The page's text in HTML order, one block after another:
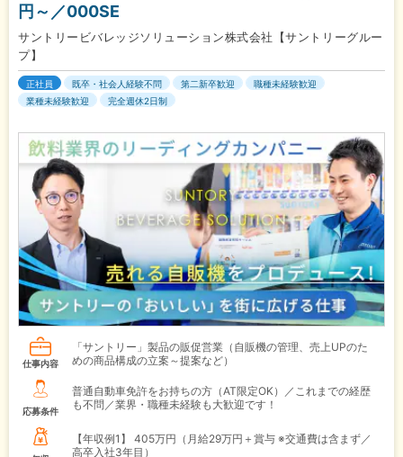
円～／000SE
サントリービバレッジソリューション株式会社【サントリーグルー
プ】
正社員 既卒・社会人経験不問 第二新卒歓迎
職種未経験歓迎
業種未経験歓迎
完全週休2日制
仕事内容
「サントリー」製品の販促営業（自販機の管理、売上UPのた
めの商品構成の立案～提案など）
応募条件
普通自動車免許をお持ちの方（AT限定OK）／これまでの経歴
も不問／業界・職種未経験も大歓迎です！
【年収例1】
405万円（月給29万円＋賞与 ※交通費は含まず／
高卒入社3年目）